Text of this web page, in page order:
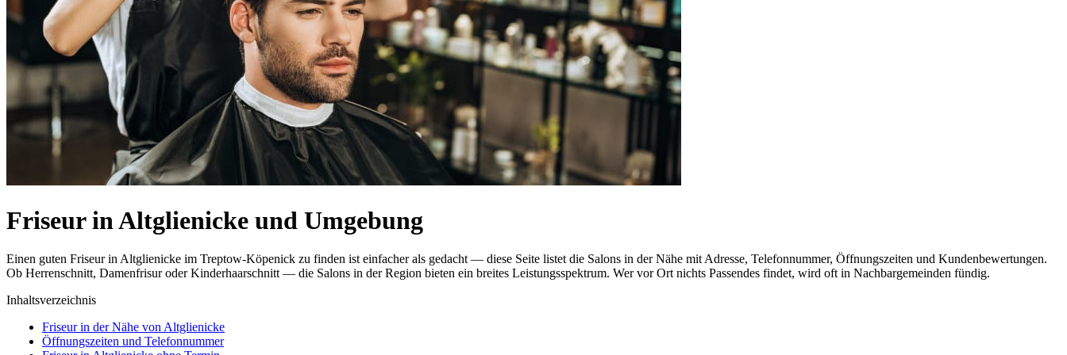
Friseur in Altglienicke und Umgebung
Einen guten Friseur in Altglienicke im Treptow-Köpenick zu finden ist einfacher als gedacht — diese Seite listet die Salons in der Nähe mit Adresse, Telefonnummer, Öffnungszeiten und Kundenbewertungen.
Ob Herrenschnitt, Damenfrisur oder Kinderhaarschnitt — die Salons in der Region bieten ein breites Leistungsspektrum. Wer vor Ort nichts Passendes findet, wird oft in Nachbargemeinden fündig.
Inhaltsverzeichnis
Friseur in der Nähe von Altglienicke
Öffnungszeiten und Telefonnummer